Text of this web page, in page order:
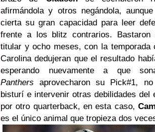
afirmándola y otros negándola,
cierta su gran capacidad para leer
frente a los blitz contrarios. Bastaron
titular y ocho meses, con la temporada
Carolina dedujeran que el resultado
esperando nuevamente a que
Panthers aprovecharon su Pick#1,
bisturí e intervenir otras debilidades del
por otro quarterback, en esta caso,
es el único animal que tropieza dos